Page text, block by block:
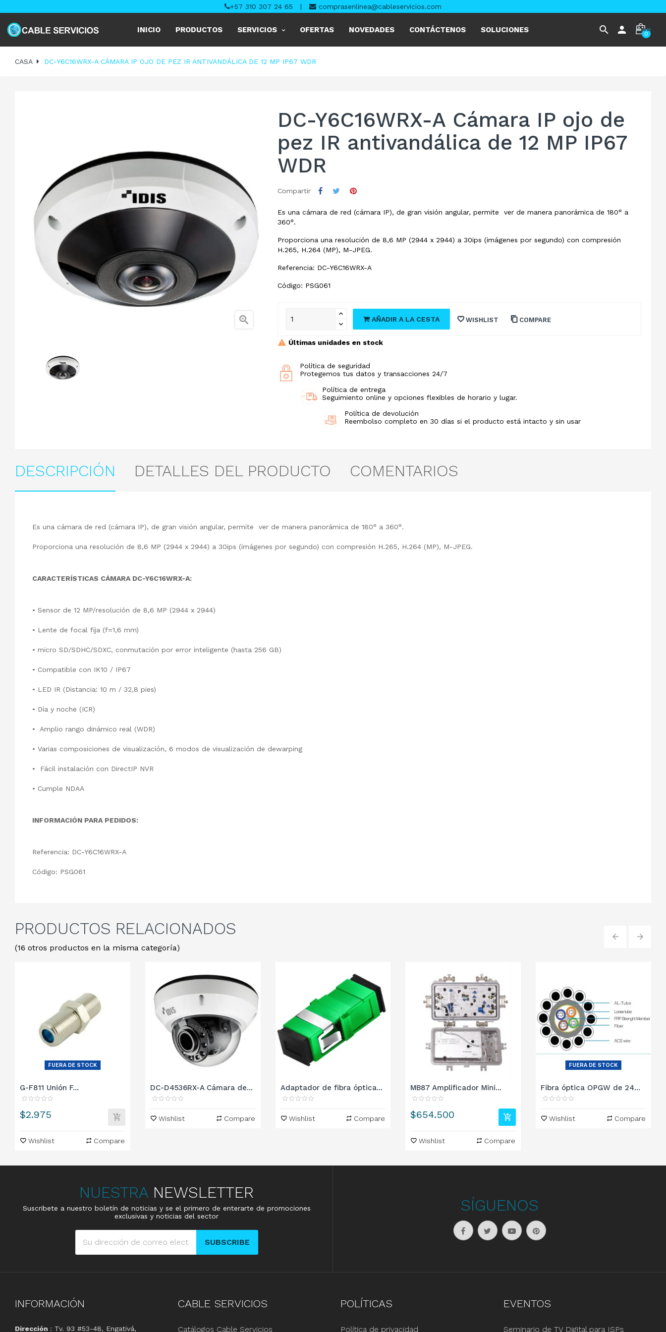
+57 310 307 24 65 | comprasenlinea@cableservicios.com
INICIO PRODUCTOS SERVICIOS OFERTAS NOVEDADES CONTÁCTENOS SOLUCIONES search person 0
CASA DC-Y6C16WRX-A CÁMARA IP OJO DE PEZ IR ANTIVANDÁLICA DE 12 MP IP67 WDR

DC-Y6C16WRX-A Cámara IP ojo de
pez IR antivandálica de 12 MP IP67
WDR
Compartir
Es una cámara de red (cámara IP), de gran visión angular, permite ver de manera panorámica de 180° a
360°.
Proporciona una resolución de 8,6 MP (2944 x 2944) a 30ips (imágenes por segundo) con compresión
H.265, H.264 (MP), M-JPEG.
Referencia: DC-Y6C16WRX-A
Código: PSG061
AÑADIR A LA CESTA WISHLIST COMPARE
Últimas unidades en stock
Política de seguridad
Protegemos tus datos y transacciones 24/7
Política de entrega
Seguimiento online y opciones flexibles de horario y lugar.
Política de devolución
Reembolso completo en 30 días si el producto está intacto y sin usar
DESCRIPCIÓN DETALLES DEL PRODUCTO COMENTARIOS
Es una cámara de red (cámara IP), de gran visión angular, permite ver de manera panorámica de 180° a 360°.
Proporciona una resolución de 8,6 MP (2944 x 2944) a 30ips (imágenes por segundo) con compresión H.265, H.264 (MP), M-JPEG.
CARACTERÍSTICAS CÁMARA DC-Y6C16WRX-A:
• Sensor de 12 MP/resolución de 8,6 MP (2944 x 2944)
• Lente de focal fija (f=1,6 mm)
• micro SD/SDHC/SDXC, conmutación por error inteligente (hasta 256 GB)
• Compatible con IK10 / IP67
• LED IR (Distancia: 10 m / 32,8 pies)
• Día y noche (ICR)
• Amplio rango dinámico real (WDR)
• Varias composiciones de visualización, 6 modos de visualización de dewarping
• Fácil instalación con DirectIP NVR
• Cumple NDAA
INFORMACIÓN PARA PEDIDOS:
Referencia: DC-Y6C16WRX-A
Código: PSG061
PRODUCTOS RELACIONADOS
(16 otros productos en la misma categoría)
FUERA DE STOCK
G-F811 Unión F...
Precio
$2.975
Wishlist Compare
DC-D4536RX-A Cámara de...
Wishlist Compare
Adaptador de fibra óptica...
Wishlist Compare
MB87 Amplificador Mini...
Precio
$654.500
Wishlist Compare
FUERA DE STOCK
Fibra óptica OPGW de 24...
Wishlist Compare
NUESTRA NEWSLETTER
Suscribete a nuestro boletín de noticias y se el primero de enterarte de promociones
exclusivas y noticias del sector
SUBSCRIBE
SÍGUENOS
INFORMACIÓN
Dirección : Tv. 93 #53-48, Engativá,
CABLE SERVICIOS
Catálogos Cable Servicios
POLÍTICAS
Política de privacidad
EVENTOS
Seminario de TV Digital para ISPs